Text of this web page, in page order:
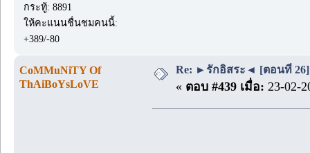
กระทู้: 8891
ให้คะแนนชื่นชมคนนี้:
+389/-80
CoMMuNiTY Of
ThAiBoYsLoVE
Re: ►รักอิสระ◄ [ตอนที่ 26]
« ตอบ #439 เมื่อ: 23-02-